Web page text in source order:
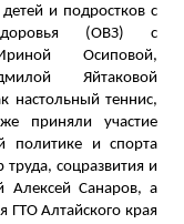
и подростков с
(ОВЗ) с
Осиповой,
Яйтаковой
настольный теннис,
приняли участие
политике и спорта
соцразвития и
Алексей Санаров, а
ГТО Алтайского края